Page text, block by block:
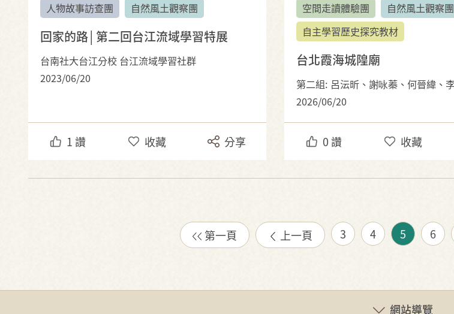
人物故事訪查團 自然風土觀察團
回家的路│第二回台江流域學習特展
台南社大台江分校 台江流域學習社群
2023/06/20
1讚 收藏 分享
空間走讀體驗團
自然風土觀察團
自主學習歷史探究教材
台北霞海城隍廟
2026/06/20
0讚 收藏
第一頁 上一頁 3 4 5 6
網站導覽